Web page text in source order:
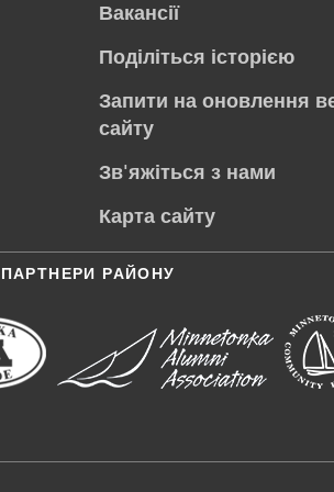
Вакансії
Поділіться історією
Запити на оновлення
сайту
Зв'яжіться з нами
Карта сайту
ПАРТНЕРИ РАЙОНУ